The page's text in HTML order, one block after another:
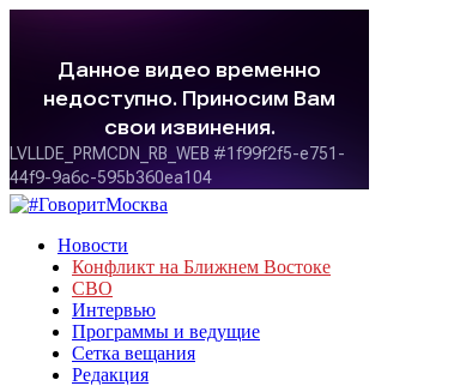
Новости
Конфликт на Ближнем Востоке
СВО
Интервью
Программы и ведущие
Сетка вещания
Редакция